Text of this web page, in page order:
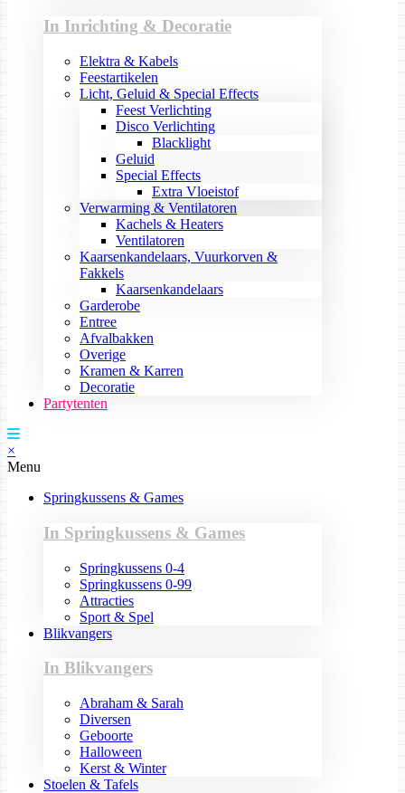
In Inrichting & Decoratie
Elektra & Kabels
Feestartikelen
Licht, Geluid & Special Effects
Feest Verlichting
Disco Verlichting
Blacklight
Geluid
Special Effects
Extra Vloeistof
Verwarming & Ventilatoren
Kachels & Heaters
Ventilatoren
Kaarsenkandelaars, Vuurkorven &
Fakkels
Kaarsenkandelaars
Garderobe
Entree
Afvalbakken
Overige
Kramen & Karren
Decoratie
Partytenten
×
Menu
Springkussens & Games
In Springkussens & Games
Springkussens 0-4
Springkussens 0-99
Attracties
Sport & Spel
Blikvangers
In Blikvangers
Abraham & Sarah
Diversen
Geboorte
Halloween
Kerst & Winter
Stoelen & Tafels